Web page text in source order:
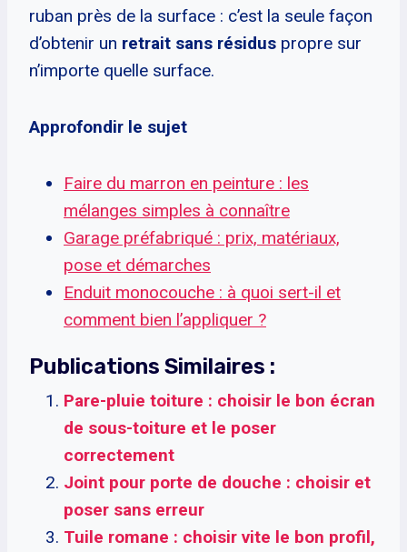
ruban près de la surface : c’est la seule façon
d’obtenir un retrait sans résidus propre sur
n’importe quelle surface.
Approfondir le sujet
Faire du marron en peinture : les
mélanges simples à connaître
Garage préfabriqué : prix, matériaux,
pose et démarches
Enduit monocouche : à quoi sert-il et
comment bien l’appliquer ?
Publications Similaires :
Pare-pluie toiture : choisir le bon écran
de sous-toiture et le poser
correctement
Joint pour porte de douche : choisir et
poser sans erreur
Tuile romane : choisir vite le bon profil,